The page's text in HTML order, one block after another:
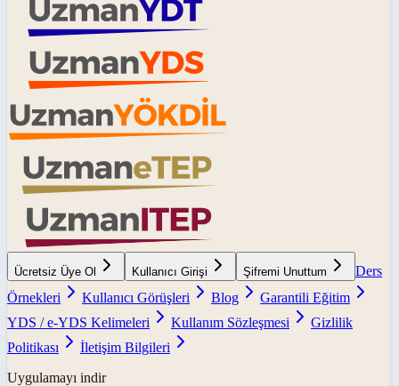
Ücretsiz Üye Ol Kullanıcı Girişi Şifremi Unuttum
Ders
Örnekleri
Kullanıcı Görüşleri Blog
Garantili Eğitim
YDS / e-YDS Kelimeleri
Kullanım Sözleşmesi
Gizlilik
Politikası
İletişim Bilgileri
Uygulamayı indir